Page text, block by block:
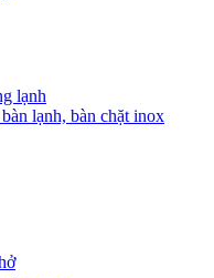
lạnh
lạnh, bàn chặt inox